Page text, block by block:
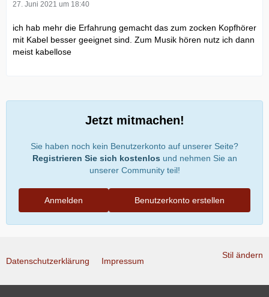
27. Juni 2021 um 18:40
ich hab mehr die Erfahrung gemacht das zum zocken Kopfhörer
mit Kabel besser geeignet sind. Zum Musik hören nutz ich dann
meist kabellose
Jetzt mitmachen!
Sie haben noch kein Benutzerkonto auf unserer Seite?
Registrieren Sie sich kostenlos und nehmen Sie an
unserer Community teil!
Benutzerkonto erstellen
Anmelden
Stil ändern
Datenschutzerklärung Impressum